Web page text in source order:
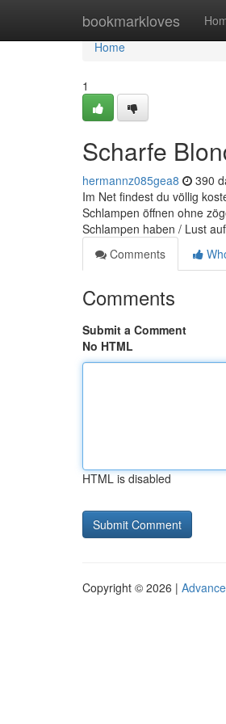
bookmarkloves
Home
Home
1
Scharfe
hermannz085gea8 390
Im Net findest du völlig
Schlampen öffnen ohne
Schlampen haben / Lust
Comments
Comments
Submit a Comment
No HTML
HTML is disabled
Copyright © 2026 |